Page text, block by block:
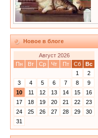
Новое в блоге
Август 2026
Пн
Вт Ср Чт Пт Сб
Вс
1
2
3
4 5 6 7 8
9
10
11 12 13 14 15
16
17
18 19 20 21 22
23
24
25 26 27 28 29
30
31